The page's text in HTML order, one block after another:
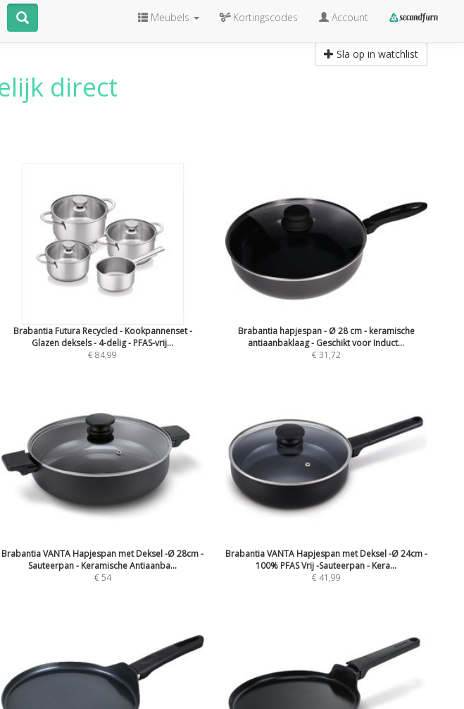
Meubels Kortingscodes Account
Sla op in watchlist
direct
Brabantia Futura Recycled - Kookpannenset -
Glazen deksels - 4-delig - PFAS-vrij...
€ 84,99
Brabantia hapjespan - Ø 28 cm - keramische
antiaanbaklaag - Geschikt voor Induct...
€ 31,72
Brabantia VANTA Hapjespan met Deksel -Ø 28cm -
Sauteerpan - Keramische Antiaanba...
€ 54
Brabantia VANTA Hapjespan met Deksel -Ø 24cm -
100% PFAS Vrij -Sauteerpan - Kera...
€ 41,99